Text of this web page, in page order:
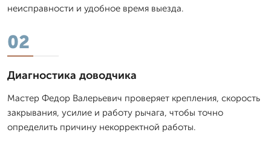
неисправности и удобное время выезда.
02
Диагностика доводчика
Мастер Федор Валерьевич проверяет крепления, скорость
закрывания, усилие и работу рычага, чтобы точно
определить причину некорректной работы.